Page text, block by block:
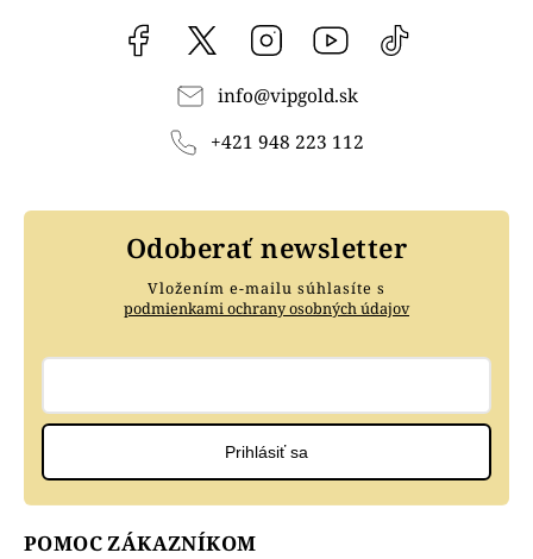
Facebook vipgoldsk Instagram YouTube
info@vipgold.sk
+421 948 223 112
POMOC ZÁKAZNÍKOM
Odoberať newsletter
Vložením e-mailu súhlasíte s
podmienkami ochrany osobných údajov
Prihlásiť sa